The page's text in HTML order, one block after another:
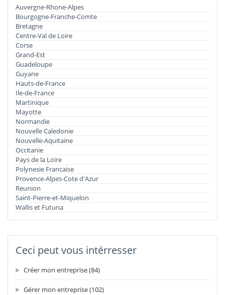
Auvergne-Rhone-Alpes
Bourgogne-Franche-Comte
Bretagne
Centre-Val de Loire
Corse
Grand-Est
Guadeloupe
Guyane
Hauts-de-France
Ile-de-France
Martinique
Mayotte
Normandie
Nouvelle Caledonie
Nouvelle-Aquitaine
Occitanie
Pays de la Loire
Polynesie Francaise
Provence-Alpes-Cote d'Azur
Reunion
Saint-Pierre-et-Miquelon
Wallis et Futuna
Ceci peut vous intérresser
Créer mon entreprise (84)
Gérer mon entreprise (102)